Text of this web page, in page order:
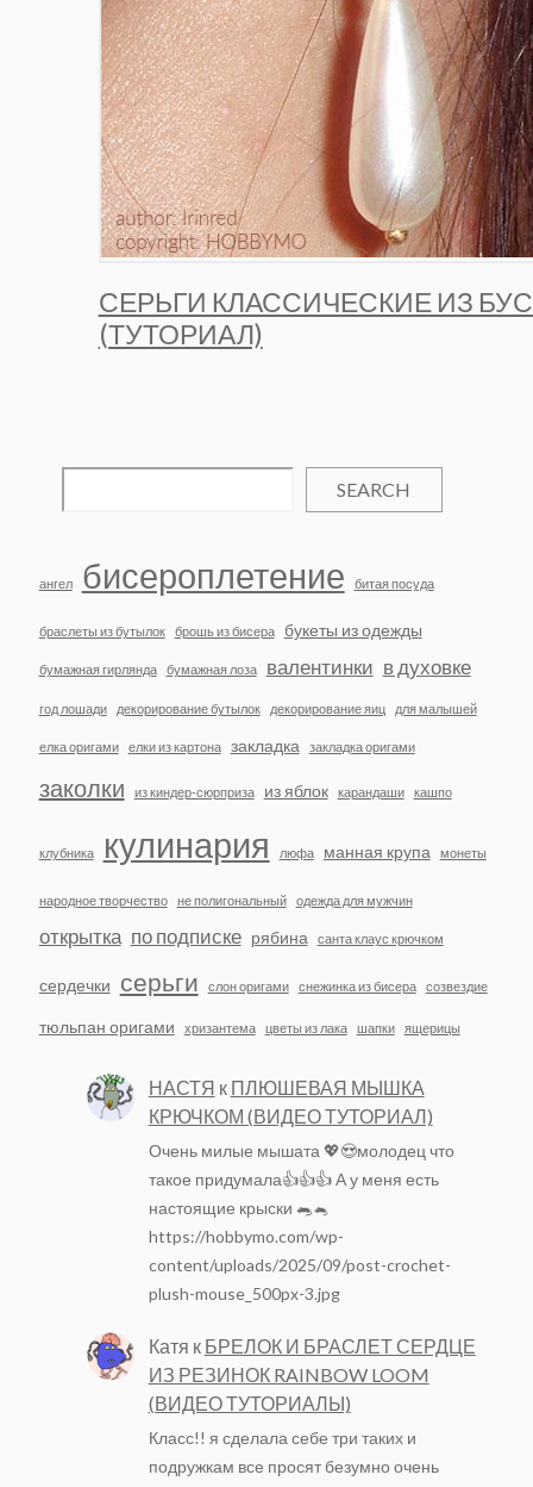
СЕРЬГИ КЛАССИЧЕСКИЕ ИЗ
(ТУТОРИАЛ)
SEARCH
ангел бисероплетение битая посуда
браслеты из бутылок брошь из бисера букеты из одежды
бумажная гирлянда бумажная лоза валентинки в духовке
год лошади декорирование бутылок декорирование яиц для малышей
елка оригами елки из картона закладка закладка оригами
заколки из киндер-сюрприза из яблок карандаши кашпо
клубника кулинария люфа манная крупа монеты
народное творчество не полигональный одежда для мужчин
открытка по подписке рябина санта клаус крючком
сердечки серьги слон оригами снежинка из бисера созвездие
тюльпан оригами хризантема цветы из лака шапки ящерицы
НАСТЯ к ПЛЮШЕВАЯ МЫШКА
КРЮЧКОМ (ВИДЕО ТУТОРИАЛ)
Очень милые мышата 💖😍молодец что
такое придумала👍👍👍 А у меня есть
настоящие крыски 🐀🐁
https://hobbymo.com/wp-
content/uploads/2025/09/post-crochet-
plush-mouse_500px-3.jpg
Катя к БРЕЛОК И БРАСЛЕТ СЕРДЦЕ
ИЗ РЕЗИНОК RAINBOW LOOM
(ВИДЕО ТУТОРИАЛЫ)
Класс!! я сделала себе три таких и
подружкам все просят безумно очень